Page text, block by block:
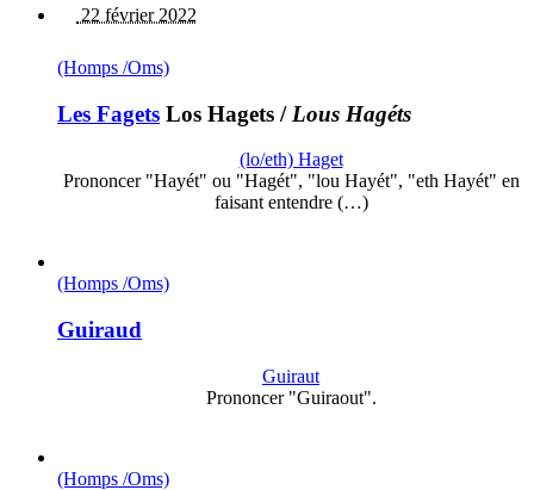
22 février 2022
(Homps /Oms)
Les Fagets Los Hagets / Lous Hagéts
(lo/eth) Haget
Prononcer "Hayét" ou "Hagét", "lou Hayét", "eth Hayét" en
faisant entendre (…)
(Homps /Oms)
Guiraud
Guiraut
Prononcer "Guiraout".
(Homps /Oms)